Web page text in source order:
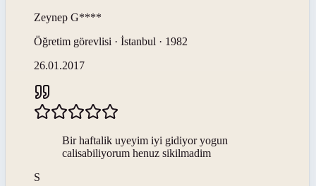
Zeynep G****
Öğretim görevlisi · İstanbul · 1982
26.01.2017
Bir haftalik uyeyim iyi gidiyor yogun
calisabiliyorum henuz sikilmadim
S